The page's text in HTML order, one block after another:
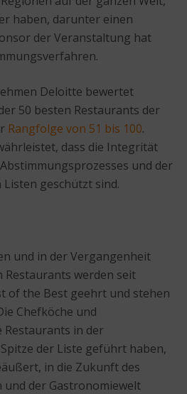
haben, darunter einen
der Veranstaltung hat
Deloitte bewertet
50 besten Restaurants der
Rangfolge von 51 bis 100.
dass die Integrität
und der
geschützt sind.
und in der Vergangenheit
werden seit
of the Best geehrt und stehen
Chefköche und
Restaurants in der
der Liste geführt haben,
in die Zukunft des
und der Gastronomiewelt